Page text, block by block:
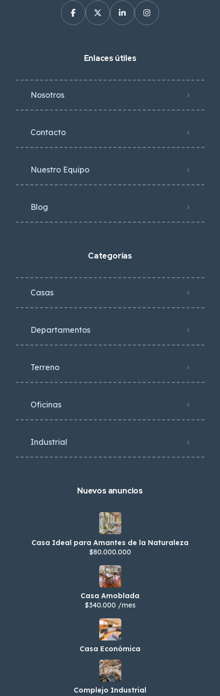
Enlaces útiles
Nosotros
Contacto
Nuestro Equipo
Blog
Categorías
Casas
Departamentos
Terreno
Oficinas
Industrial
Nuevos anuncios
Casa Ideal para Amantes de la Naturaleza
$80.000.000
Casa Amoblada
$340.000 /mes
Casa Económica
Complejo Industrial